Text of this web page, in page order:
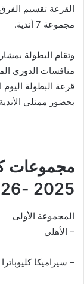
القرعة تقسيم
مجموعة 7 أندية.
منافسات الدوري
قرعة البطولة
بحضور ممثلي
مجموعات
2025 -2026
المجموعة الأولى
– الأهلي
– سيراميكا كليوباترا